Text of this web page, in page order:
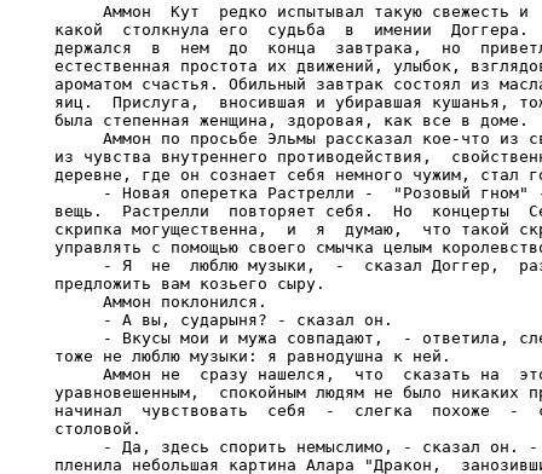
Аммон  Кут  редко испытывал такую свежесть и
какой  столкнула его  судьба  в  имении  Доггера.
держался  в  нем  до  конца  завтрака,  но
естественная простота их движений, улыбок,
ароматом счастья. Обильный завтрак состоял из
яиц.  Прислуга,  вносившая и убиравшая кушанья,
была степенная женщина, здоровая, как все в доме.
Аммон по просьбе Эльмы рассказал кое-что из
из чувства внутреннего противодействия,
деревне, где он сознает себя немного чужим, стал
- Новая оперетка Растрелли -  "Розовый гном"
вещь.  Растрелли  повторяет себя.  Но  концерты
скрипка могущественна,  и  я  думаю,  что такой
управлять с помощью своего смычка целым
- Я  не  люблю музыки,  -  сказал Доггер,
предложить вам козьего сыру.
     Аммон поклонился.
     - А вы, сударыня? - сказал он.
- Вкусы мои и мужа совпадают,  - ответила,
тоже не люблю музыки: я равнодушна к ней.
Аммон не  сразу нашелся,  что  сказать на
уравновешенным,  спокойным людям не было никаких
начинал  чувствовать  себя  -  слегка  похоже  -
столовой.
- Да, здесь спорить немыслимо, - сказал он.
пленила небольшая картина Алара "Дракон,